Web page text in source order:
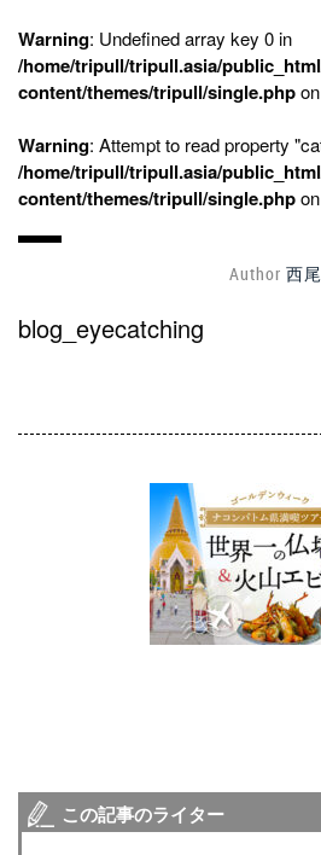
Warning: Undefined array key 0 in
/home/tripull/tripull.asia/
content/themes/tripull/single.php
Warning: Attempt to read property
/home/tripull/tripull.asia/
content/themes/tripull/single.php
Author 西
blog_eyecatching
この記事のライター